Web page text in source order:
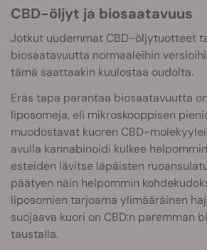
CBD-öljyt ja biosaatavuus
Jotkut uudemmat CBD-öljytuotteet
biosaatavuutta normaaleihin
tämä saattaakin kuulostaa oudolta.
Eräs tapa parantaa biosaatavuutta
liposomeja, eli mikroskooppisen
muodostavat kuoren CBD-
avulla kannabinoidi kulkee
esteiden lävitse läpäisten
päätyen näin helpommin
liposomien tarjoama ylimääräinen
suojaava kuori on CBD:n paremman
taustalla.